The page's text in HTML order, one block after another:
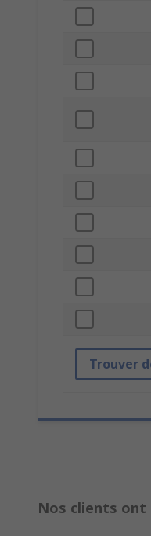
Trouver
Nos clients ont